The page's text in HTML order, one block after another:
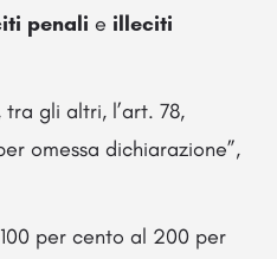
penali e illeciti
gli altri, l’art. 78,
omessa dichiarazione”,
per cento al 200 per